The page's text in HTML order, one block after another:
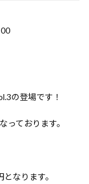
の登場です！
っております。
なります。